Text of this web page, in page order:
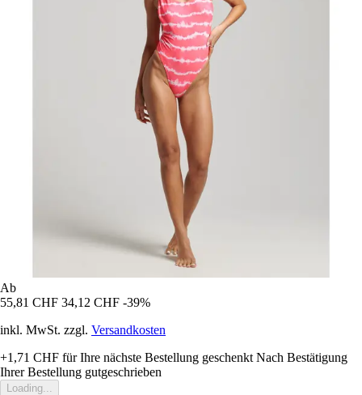
Ab
55,81 CHF 34,12 CHF -39%
inkl. MwSt. zzgl. Versandkosten
+1,71 CHF für Ihre nächste Bestellung geschenkt Nach Bestätigung
Ihrer Bestellung gutgeschrieben
Loading...